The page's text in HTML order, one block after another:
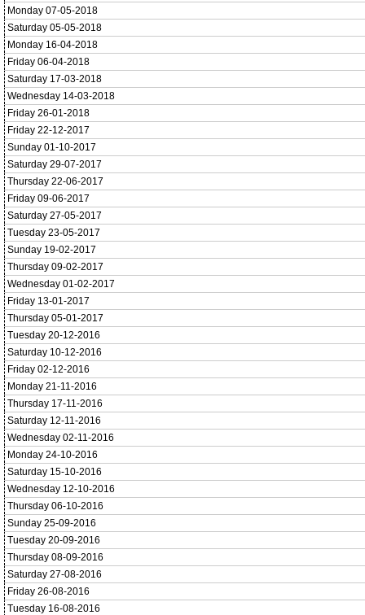
Monday 07-05-2018
Saturday 05-05-2018
Monday 16-04-2018
Friday 06-04-2018
Saturday 17-03-2018
Wednesday 14-03-2018
Friday 26-01-2018
Friday 22-12-2017
Sunday 01-10-2017
Saturday 29-07-2017
Thursday 22-06-2017
Friday 09-06-2017
Saturday 27-05-2017
Tuesday 23-05-2017
Sunday 19-02-2017
Thursday 09-02-2017
Wednesday 01-02-2017
Friday 13-01-2017
Thursday 05-01-2017
Tuesday 20-12-2016
Saturday 10-12-2016
Friday 02-12-2016
Monday 21-11-2016
Thursday 17-11-2016
Saturday 12-11-2016
Wednesday 02-11-2016
Monday 24-10-2016
Saturday 15-10-2016
Wednesday 12-10-2016
Thursday 06-10-2016
Sunday 25-09-2016
Tuesday 20-09-2016
Thursday 08-09-2016
Saturday 27-08-2016
Friday 26-08-2016
Tuesday 16-08-2016